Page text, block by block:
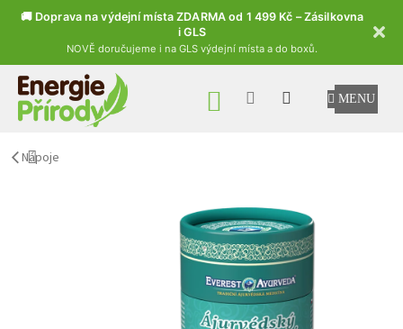
🚚 Doprava na výdejní místa ZDARMA od 1 499 Kč – Zásilkovna
i GLS
NOVĚ doručujeme i na GLS výdejní místa a do boxů.
Přejít na obsah
NÁKUPNÍ KOŠÍK
Nápoje